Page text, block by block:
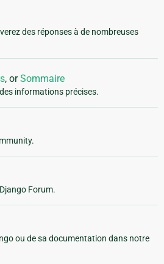
des réponses à de nombreuses
, orSommaire
informations précises.
Forum.
ou de sa documentation dans notre